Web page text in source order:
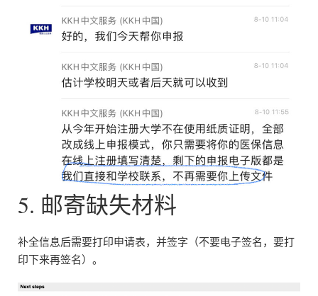
5. 邮寄缺失材料
补全信息后需要打印申请表，并签字（不要电子签名，要打
印下来再签名）。